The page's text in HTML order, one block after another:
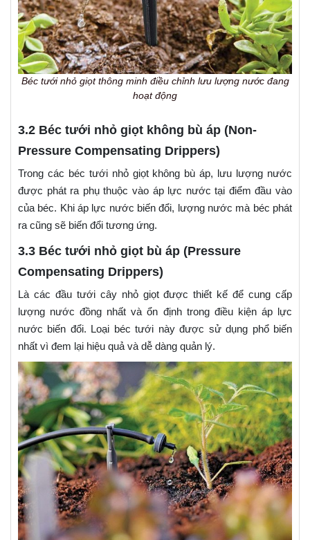
Béc tưới nhỏ giọt thông minh điều chỉnh lưu lượng nước đang
hoạt động
3.2 Béc tưới nhỏ giọt không bù áp (Non-
Pressure Compensating Drippers)
Trong các béc tưới nhỏ giọt không bù áp, lưu lượng nước
được phát ra phụ thuộc vào áp lực nước tại điểm đầu vào
của béc. Khi áp lực nước biến đổi, lượng nước mà béc phát
ra cũng sẽ biến đổi tương ứng.
3.3 Béc tưới nhỏ giọt bù áp (Pressure
Compensating Drippers)
Là các đầu tưới cây nhỏ giọt được thiết kế để cung cấp
lượng nước đồng nhất và ổn định trong điều kiện áp lực
nước biến đổi. Loại béc tưới này được sử dụng phổ biến
nhất vì đem lại hiệu quả và dễ dàng quản lý.